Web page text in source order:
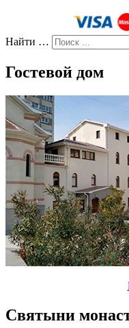
Найти …
Гостевой дом
Святыни